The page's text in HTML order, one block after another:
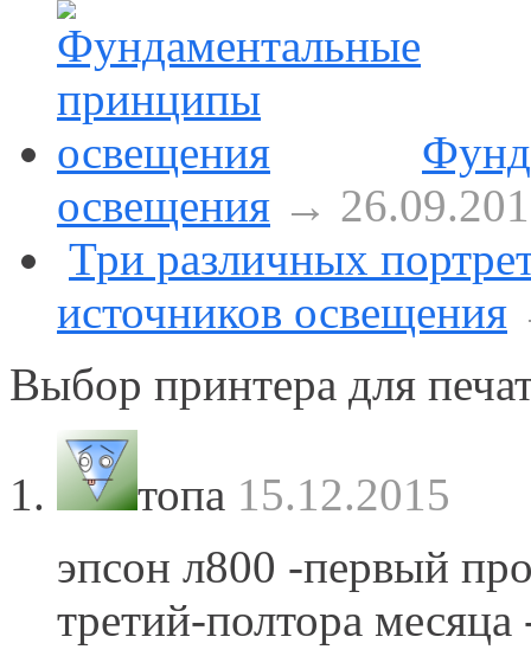
освещения →
Три различных
источников освещения
Выбор принтера для
топа 15.12.2015
эпсон л800 -первый
третий-полтора